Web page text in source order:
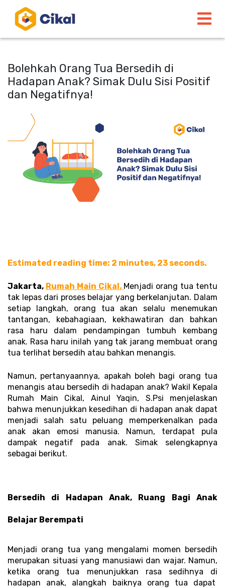
Bolehkah Orang Tua Bersedih di
Hadapan Anak? Simak Dulu Sisi Positif
dan Negatifnya!
Estimated reading time: 2 minutes, 23 seconds.
Jakarta, Rumah Main Cikal. Menjadi orang tua tentu
tak lepas dari proses belajar yang berkelanjutan. Dalam
setiap langkah, orang tua akan selalu menemukan
tantangan, kebahagiaan, kekhawatiran dan bahkan
rasa haru dalam pendampingan tumbuh kembang
anak. Rasa haru inilah yang tak jarang membuat orang
tua terlihat bersedih atau bahkan menangis.
Namun, pertanyaannya, apakah boleh bagi orang tua
menangis atau bersedih di hadapan anak? Wakil Kepala
Rumah Main Cikal, Ainul Yaqin, S.Psi menjelaskan
bahwa menunjukkan kesedihan di hadapan anak dapat
menjadi salah satu peluang memperkenalkan pada
anak akan emosi manusia. Namun, terdapat pula
dampak negatif pada anak. Simak selengkapnya
sebagai berikut.
Bersedih di Hadapan Anak, Ruang Bagi Anak
Belajar Berempati
Menjadi orang tua yang mengalami momen bersedih
merupakan situasi yang manusiawi dan wajar. Namun,
ketika orang tua menunjukkan rasa sedihnya di
hadapan anak, alangkah baiknya orang tua dapat